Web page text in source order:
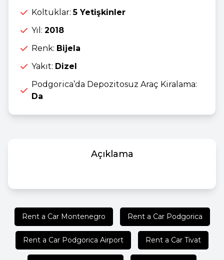
Koltuklar:5 Yetişkinler
Yıl: 2018
Renk: Bijela
Yakıt: Dizel
Podgorica’da Depozitosuz Araç Kiralama:
Da
Açıklama
Rent a Car Montenegro Rent a Car Podgorica
Rent a Car Podgorica Airport Rent a Car Tivat